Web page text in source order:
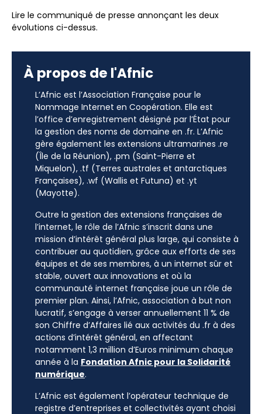
Lire le communiqué de presse annonçant les deux
évolutions ci-dessus.
À propos de l'Afnic
L’Afnic est l’Association Française pour le
Nommage Internet en Coopération. Elle est
l’office d’enregistrement désigné par l’État pour
la gestion des noms de domaine en .fr. L’Afnic
gère également les extensions ultramarines .re
(Île de la Réunion), .pm (Saint-Pierre et
Miquelon), .tf (Terres australes et antarctiques
Françaises), .wf (Wallis et Futuna) et .yt
(Mayotte).
Outre la gestion des extensions françaises de
l’internet, le rôle de l’Afnic s’inscrit dans une
mission d’intérêt général plus large, qui consiste à
contribuer au quotidien, grâce aux efforts de ses
équipes et de ses membres, à un internet sûr et
stable, ouvert aux innovations et où la
communauté internet française joue un rôle de
premier plan. Ainsi, l’Afnic, association à but non
lucratif, s’engage à verser annuellement 11 % de
son Chiffre d’Affaires lié aux activités du .fr à des
actions d’intérêt général, en affectant
notamment 1,3 million d’Euros minimum chaque
année à la Fondation Afnic pour la Solidarité
numérique.
L’Afnic est également l’opérateur technique de
registre d’entreprises et collectivités ayant choisi